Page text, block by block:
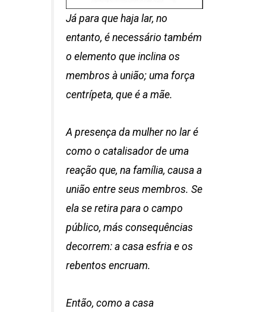
Já para que haja lar, no
entanto, é necessário também
o elemento que inclina os
membros à união; uma força
centrípeta, que é a mãe.
A presença da mulher no lar é
como o catalisador de uma
reação que, na família, causa a
união entre seus membros. Se
ela se retira para o campo
público, más consequências
decorrem: a casa esfria e os
rebentos encruam.
Então, como a casa